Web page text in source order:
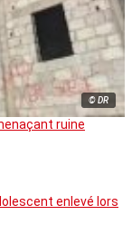
© DR
ruine
enlevé lors